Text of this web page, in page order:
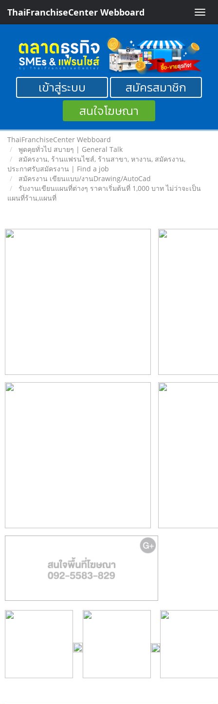
Toggle
ThaiFranchiseCenter Webboard
เข้าสู่ระบบ
สมัครสมาชิก
สนใจโฆษณา
ThaiFranchiseCenter Webboard
พูดคุยทั่วไป สบายๆ | General Talk
สมัครงาน, ร้านแฟรนไชส์, ร้านสาขา, หางาน, สมัครงาน,
ประกาศรับสมัครงาน | Find a job
สมัครงาน เขียนแบบ/งานDrawing/AutoCad
รับงานเขียนแผนที่ต่างๆ ราคาเริ่มต้นที่ 1,000 บาท ไม่ว่าจะเป็น
แผนที่ร้าน,แผนที่